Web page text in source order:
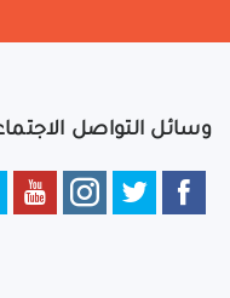
وسائل التواصل